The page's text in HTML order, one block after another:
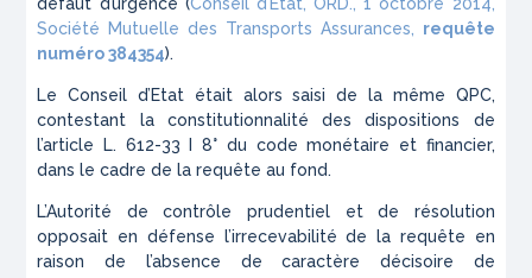
Société Mutuelle des Transports Assurances, requête
numéro 384354).
Le Conseil d’Etat était alors saisi de la même QPC,
contestant la constitutionnalité des dispositions de
l’article L. 612-33 I 8° du code monétaire et financier,
dans le cadre de la requête au fond.
L’Autorité de contrôle prudentiel et de résolution
opposait en défense l’irrecevabilité de la requête en
raison de l’absence de caractère décisoire de